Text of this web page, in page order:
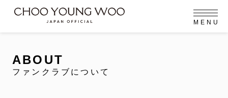
OFFICIAL MENU
FC NEWS
MEMBERSHIP CARD
VIDEO
M E N U
ABOUT
ファンクラブについて